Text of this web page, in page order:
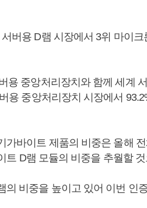
버용 D램 시장에서 3위 마이크
용 중앙처리장치와 함께 세계
용 중앙처리장치 시장에서
가바이트 제품의 비중은 올해
트 D램 모듈의 비중을 추월할
의 비중을 높이고 있어 이번 인